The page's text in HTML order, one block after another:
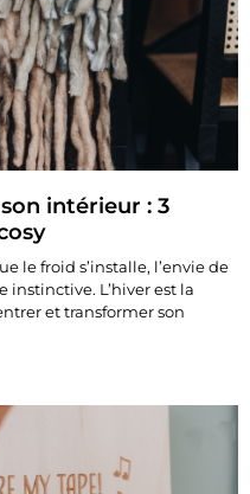
intérieur : 3
le froid s’installe, l’envie de
instinctive. L’hiver est la
et transformer son